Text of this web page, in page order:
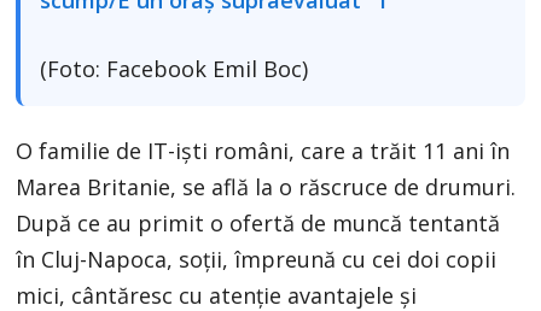
(Foto: Facebook Emil Boc)
O familie de IT-iști români, care a trăit 11 ani în
Marea Britanie, se află la o răscruce de drumuri.
După ce au primit o ofertă de muncă tentantă
în Cluj-Napoca, soții, împreună cu cei doi copii
mici, cântăresc cu atenție avantajele și